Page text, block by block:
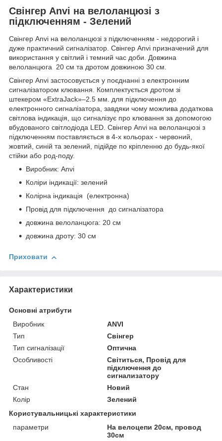
Свінгер Anvi на велоланцюзі з
підключенням - Зелений
Свінгер Anvi на велоланцюзі з підключенням - недорогий і
дуже практичний сигналізатор. Свінгер Anvi призначений для
використання у світлий і темний час доби. Довжина
велоланцюга 20 см та дротом довжиною 30 см.
Свінгер Anvi застосовується у поєднанні з електронним
сигналізатором клювання. Комплектується дротом зі
штекером «ExtraJack»–2.5 мм. для підключення до
електронного сигналізатора, завдяки чому можлива додаткова
світлова індикація, що сигналізує про клювання за допомогою
вбудованого світлодіода LED. Свінгер Anvi на велоланцюзі з
підключенням поставляється в 4-х кольорах - червоний,
жовтий, синій та зелений, підійде по кріпленню до будь-якої
стійки або род-поду.
Виробник: Anvi
Коліри індикації: зелений
Колірна індикація (електронна)
Провід для підключення до сигналізатора
довжина велоланцюга: 20 см
довжина дроту: 30 см
Приховати
Характеристики
Основні атрибути
Виробник
ANVI
Тип
Свінгер
Тип сигналізації
Оптична
Особливості
Світиться, Провід для
підключення до
сигнализатору
Стан
Новий
Колір
Зелений
Користувальницькі характеристики
параметри
На велоцепи 20см, провод
30см